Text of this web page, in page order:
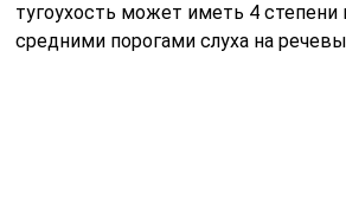
тугоухость может иметь 4 степени
средними порогами слуха на